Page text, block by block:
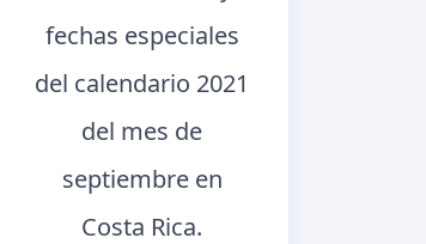
fechas especiales
del calendario 2021
del mes de
septiembre en
Costa Rica.